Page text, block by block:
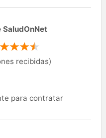
SaludOnNet
recibidas)
para contratar